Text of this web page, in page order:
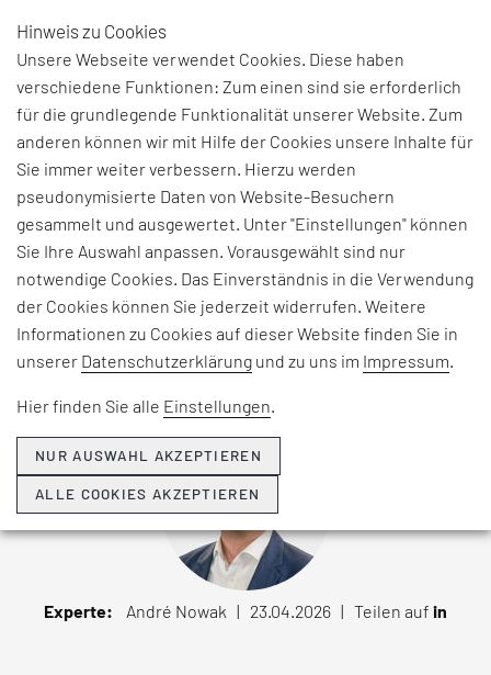
Fachartikel
KRITISCHES WISSEN
ERHALTEN UND
EFFEKTIV NUTZEN
Experte: André Nowak | 23.04.2026 | Teilen auf in
Hinweis zu Cookies
Unsere Webseite verwendet Cookies. Diese haben
verschiedene Funktionen: Zum einen sind sie erforderlich
für die grundlegende Funktionalität unserer Website. Zum
anderen können wir mit Hilfe der Cookies unsere Inhalte für
Sie immer weiter verbessern. Hierzu werden
pseudonymisierte Daten von Website-Besuchern
gesammelt und ausgewertet. Unter "Einstellungen" können
Sie Ihre Auswahl anpassen. Vorausgewählt sind nur
notwendige Cookies. Das Einverständnis in die Verwendung
der Cookies können Sie jederzeit widerrufen. Weitere
Informationen zu Cookies auf dieser Website finden Sie in
unserer Datenschutzerklärung und zu uns im Impressum.
Hier finden Sie alle Einstellungen.
NUR AUSWAHL AKZEPTIEREN
ALLE COOKIES AKZEPTIEREN